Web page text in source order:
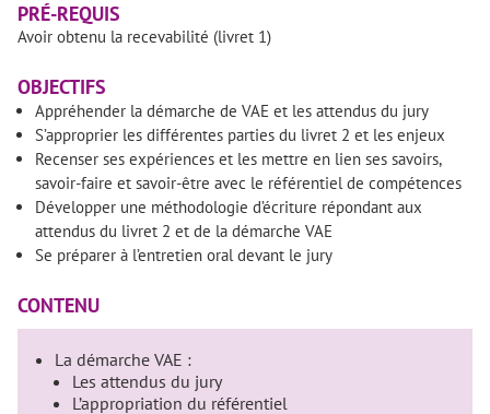
PRÉ-REQUIS
Avoir obtenu la recevabilité (livret 1)
OBJECTIFS
Appréhender la démarche de VAE et les attendus du jury
S’approprier les différentes parties du livret 2 et les enjeux
Recenser ses expériences et les mettre en lien ses savoirs,
savoir-faire et savoir-être avec le référentiel de compétences
Développer une méthodologie d’écriture répondant aux
attendus du livret 2 et de la démarche VAE
Se préparer à l’entretien oral devant le jury
CONTENU
La démarche VAE :
Les attendus du jury
L’appropriation du référentiel